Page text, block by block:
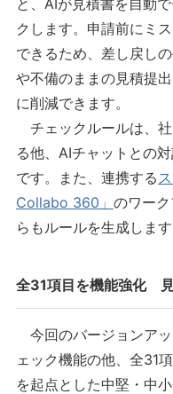
と、AIが見積書を自動
クします。申請前にミ
できるため、差し戻し
や不備のままの見積提
に削減できます。
チェックルールは、
る他、AIチャットとの
です。また、連携する
Collabo 360」 のワー
らもルールを生成します
全31項目を機能強化
今回のバージョンア
ェック機能の他、全31
を起点とした中堅・中